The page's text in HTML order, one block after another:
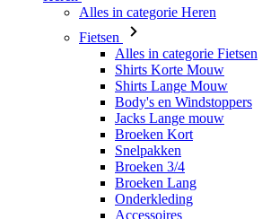
Shirts Lange Mouw
Body's en Windstoppers
Jacks Lange mouw
Broeken Kort
Snelpakken
Broeken 3/4
Broeken Lang
Onderkleding
Accessoires
Mutsen en Petten
Handschoenen
Sokken
Overig